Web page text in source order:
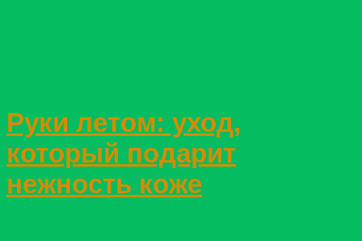
Руки летом: уход,
который подарит
нежность коже